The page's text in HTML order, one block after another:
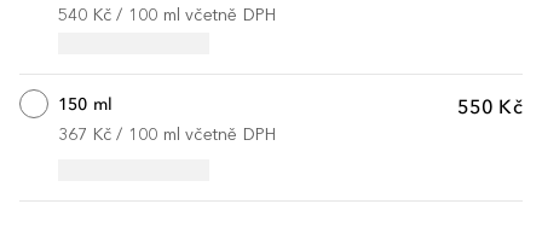
540 Kč / 100 ml včetně DPH
550 Kč
150 ml
367 Kč / 100 ml včetně DPH